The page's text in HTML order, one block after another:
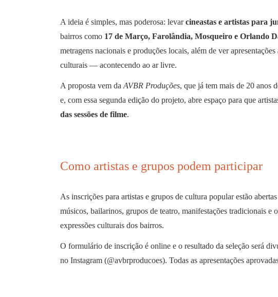
A ideia é simples, mas poderosa: levarcineastas e artistas para
bairros como 17 de Março, Farolândia, Mosqueiro e Orlando
metragens nacionais e produções locais, além de ver
culturais — acontecendo ao ar livre.
A proposta vem da AVBR Produções, que já tem mais de 20 anos
e, com essa segunda edição do projeto, abre espaço para que
das sessões de filme.
Como artistas e grupos podem participar
As inscrições para artistas e grupos de cultura popular estão abertas
músicos, bailarinos, grupos de teatro, manifestações tradicionais e
expressões culturais dos bairros.
O formulário de inscrição é online e o resultado da seleção será
no Instagram (@avbrproducoes). Todas as apresentações